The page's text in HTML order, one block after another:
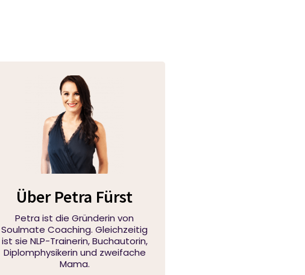
Über Petra Fürst
Petra ist die Gründerin von
Soulmate Coaching. Gleichzeitig
ist sie NLP-Trainerin, Buchautorin,
Diplomphysikerin und zweifache
Mama.